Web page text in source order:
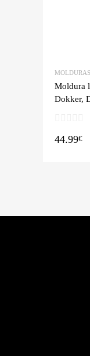
MOLDURAS
Moldura
Dokker,
44.99€